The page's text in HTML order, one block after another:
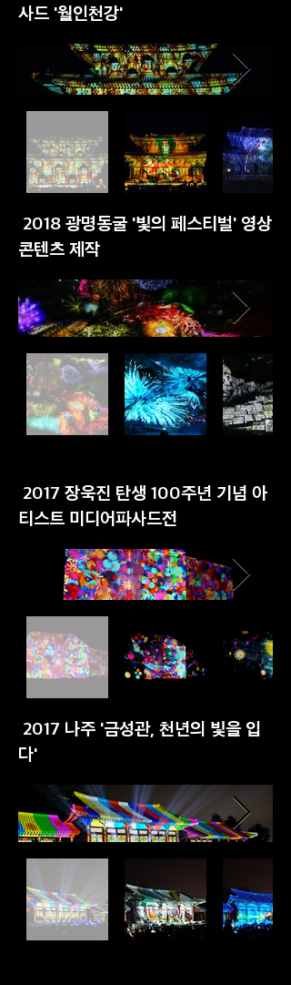
사드 '월인천강'
2018 광명동굴 '빛의 페스티벌' 영상
콘텐츠 제작
2017 장욱진 탄생 100주년 기념 아
티스트 미디어파사드전
2017 나주 '금성관, 천년의 빛을 입
다'